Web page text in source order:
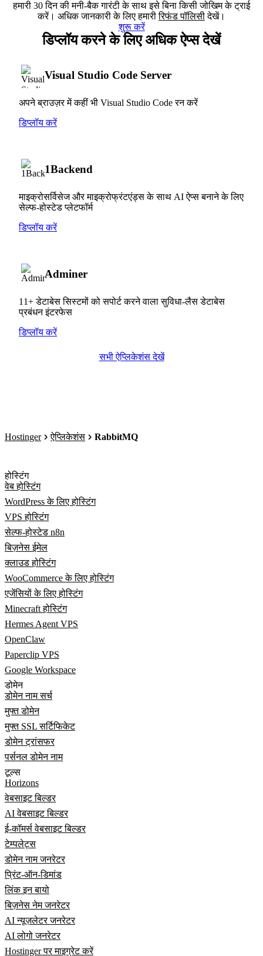
हमारी 30 दिन की मनी-बैक गारंटी के साथ इसे बिना किसी जोखिम के ट्राई
करें। अधिक जानकारी के लिए हमारीरिफंड पॉलिसीदेखें।
शुरू करें
डिप्लॉय करने के लिए अधिक ऐप्स देखें
Visual Studio Code Server
अपने ब्राउज़र में कहीं भी Visual Studio Code रन करें
डिप्लॉय करें
1Backend
माइक्रोसर्विसेज और माइक्रोफ्रंटएंड्स के साथ AI ऐप्स बनाने के लिए
सेल्फ-होस्टेड प्लेटफॉर्म
डिप्लॉय करें
Adminer
11+ डेटाबेस सिस्टमों को सपोर्ट करने वाला सुविधा-लैस डेटाबेस
प्रबंधन इंटरफेस
डिप्लॉय करें
सभी ऐप्लिकेशंस देखें
Hostinger ऐप्लिकेशंस RabbitMQ
होस्टिंग
वेब होस्टिंग
WordPress के लिए होस्टिंग
VPS होस्टिंग
सेल्फ-होस्टेड n8n
बिज़नेस ईमेल
क्लाउड होस्टिंग
WooCommerce के लिए होस्टिंग
एजेंसियों के लिए होस्टिंग
Minecraft होस्टिंग
Hermes Agent VPS
OpenClaw
Paperclip VPS
Google Workspace
डोमेन
डोमेन नाम सर्च
मुफ्त डोमेन
मुफ्त SSL सर्टिफिकेट
डोमेन ट्रांसफर
पर्सनल डोमेन नाम
टूल्स
Horizons
वेबसाइट बिल्डर
AI वेबसाइट बिल्डर
ई-कॉमर्स वेबसाइट बिल्डर
टेम्पलेट्स
डोमेन नाम जनरेटर
प्रिंट-ऑन-डिमांड
लिंक इन बायो
बिज़नेस नेम जनरेटर
AI न्यूज़लेटर जनरेटर
AI लोगो जनरेटर
Hostinger पर माइग्रेट करें